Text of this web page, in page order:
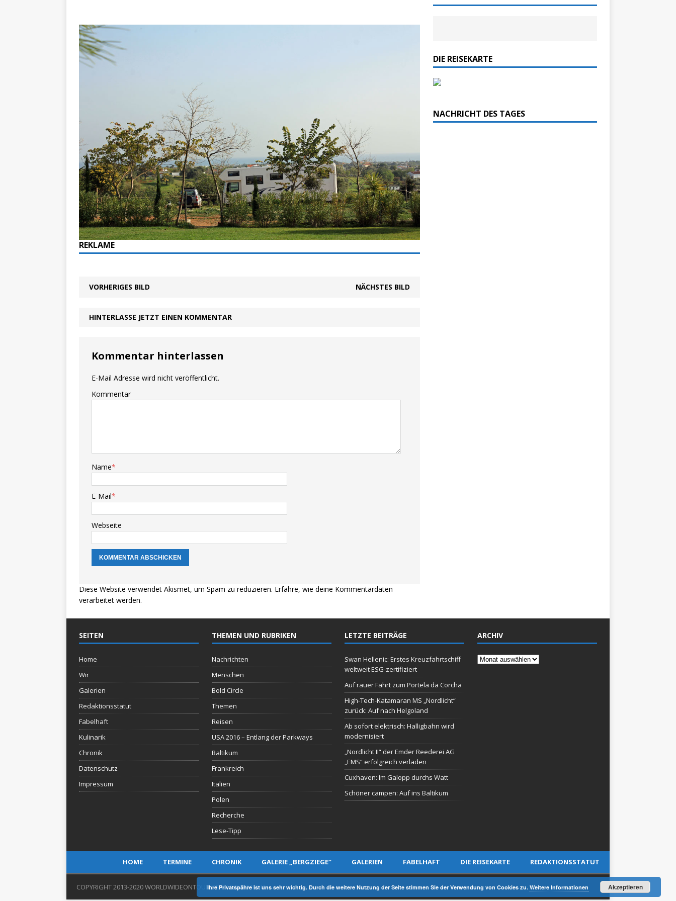
REKLAME
VORHERIGES BILD NÄCHSTES BILD
HINTERLASSE JETZT EINEN KOMMENTAR
Kommentar hinterlassen
E-Mail Adresse wird nicht veröffentlicht.
Kommentar
Name*
E-Mail*
Webseite
Diese Website verwendet Akismet, um Spam zu reduzieren. Erfahre, wie deine Kommentardaten
verarbeitet werden.
DIE REISEKARTE
NACHRICHT DES TAGES
SEITEN
Home
Wir
Galerien
Redaktionsstatut
Fabelhaft
Kulinarik
Chronik
Datenschutz
Impressum
THEMEN UND RUBRIKEN
Nachrichten
Menschen
Bold Circle
Themen
Reisen
USA 2016 – Entlang der Parkways
Baltikum
Frankreich
Italien
Polen
Recherche
Lese-Tipp
LETZTE BEITRÄGE
Swan Hellenic: Erstes Kreuzfahrtschiff
weltweit ESG-zertifiziert
Auf rauer Fahrt zum Portela da Corcha
High-Tech-Katamaran MS „Nordlicht“
zurück: Auf nach Helgoland
Ab sofort elektrisch: Halligbahn wird
modernisiert
„Nordlicht II“ der Emder Reederei AG
„EMS“ erfolgreich verladen
Cuxhaven: Im Galopp durchs Watt
Schöner campen: Auf ins Baltikum
ARCHIV
Archiv
HOME TERMINE CHRONIK GALERIE „BERGZIEGE“ GALERIEN FABELHAFT DIE REISEKARTE REDAKTIONSSTATUT
COPYRIGHT 2013-2020 WORLDWIDEONTOUR.DE BY EIDERMEDIAIhre Privatspähre ist uns sehr wichtig. Durch die weitere Nutzung der Seite stimmen Sie der Verwendung von Cookies zu. Weitere Informationen Akzeptieren